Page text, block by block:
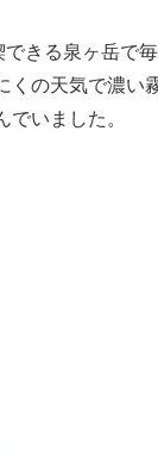
きる泉ヶ岳で
の天気で濃い
いました。